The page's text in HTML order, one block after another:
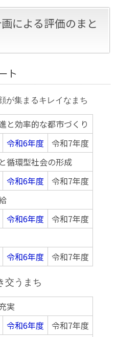
による評価のまと
ト
集まるキレイなまち
と効率的な都市づくり
令和6年度 令和7年度
循環型社会の形成
令和6年度 令和7年度
令和6年度 令和7年度
令和6年度 令和7年度
交うまち
実
令和6年度 令和7年度